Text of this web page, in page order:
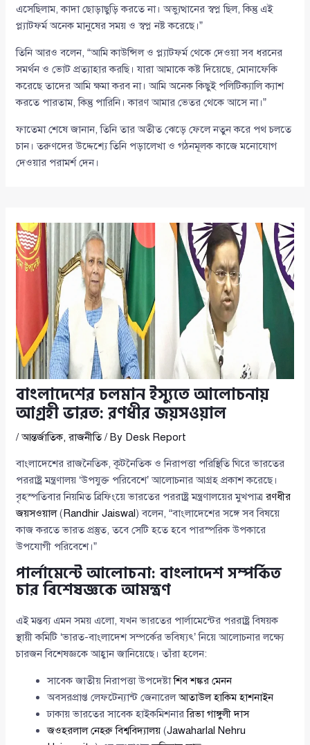
এসেছিলাম, কাদা ছোড়াছুড়ি করতে না। অভ্যুত্থানের স্বপ্ন ছিল, কিন্তু এই
প্ল্যাটফর্ম অনেক মানুষের সময় ও স্বপ্ন নষ্ট করেছে।”
তিনি আরও বলেন, “আমি কাউন্সিল ও প্ল্যাটফর্ম থেকে দেওয়া সব ধরনের
সমর্থন ও ভোট প্রত্যাহার করছি। যারা আমাকে কষ্ট দিয়েছে, মোনাফেকি
করেছে তাদের আমি ক্ষমা করব না। আমি অনেক কিছুই পলিটিক্যালি ক্যাশ
করতে পারতাম, কিন্তু পারিনি। কারণ আমার ভেতর থেকে আসে না।”
ফাতেমা শেষে জানান, তিনি তার অতীত ঝেড়ে ফেলে নতুন করে পথ চলতে
চান। তরুণদের উদ্দেশ্যে তিনি পড়ালেখা ও গঠনমূলক কাজে মনোযোগ
দেওয়ার পরামর্শ দেন।
বাংলাদেশের চলমান ইস্যুতে আলোচনায়
আগ্রহী ভারত: রণধীর জয়সওয়াল
/আন্তর্জাতিক,রাজনীতি/ By Desk Report
বাংলাদেশের রাজনৈতিক, কূটনৈতিক ও নিরাপত্তা পরিস্থিতি ঘিরে ভারতের
পররাষ্ট্র মন্ত্রণালয় ‘উপযুক্ত পরিবেশে’ আলোচনার আগ্রহ প্রকাশ করেছে।
বৃহস্পতিবার নিয়মিত ব্রিফিংয়ে ভারতের পররাষ্ট্র মন্ত্রণালয়ের মুখপাত্ররণধীর
জয়সওয়াল( Randhir Jaiswal ) বলেন, “বাংলাদেশের সঙ্গে সব বিষয়ে
কাজ করতে ভারত প্রস্তুত, তবে সেটি হতে হবে পারস্পরিক উপকারে
উপযোগী পরিবেশে।”
পার্লামেন্টে আলোচনা: বাংলাদেশ সম্পর্কিত
চার বিশেষজ্ঞকে আমন্ত্রণ
এই মন্তব্য এমন সময় এলো, যখন ভারতের পার্লামেন্টের পররাষ্ট্র বিষয়ক
স্থায়ী কমিটি ‘ভারত-বাংলাদেশ সম্পর্কের ভবিষ্যৎ’ নিয়ে আলোচনার লক্ষ্যে
চারজন বিশেষজ্ঞকে আহ্বান জানিয়েছে। তাঁরা হলেন:
সাবেক জাতীয় নিরাপত্তা উপদেষ্টাশিব শঙ্কর মেনন
অবসরপ্রাপ্ত লেফটেন্যান্ট জেনারেলআতাউল হাকিম হাশনাইন
ঢাকায় ভারতের সাবেক হাইকমিশনাররিভা গাঙ্গুলী দাস
জওহরলাল নেহরু বিশ্ববিদ্যালয় (Jawaharlal Nehru